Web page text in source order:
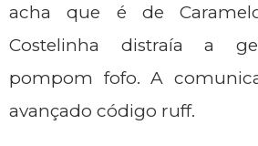
acha que é de
Costelinha distraía a
pompom fofo. A
avançado código ruff.